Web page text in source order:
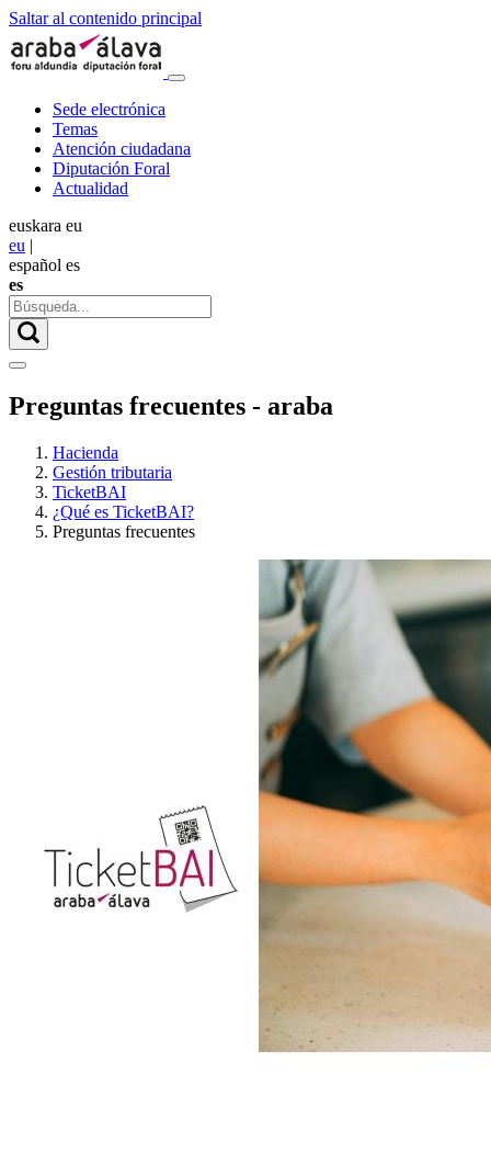
Saltar al contenido principal
Sede electrónica
Temas
Atención ciudadana
Diputación Foral
Actualidad
euskara eu
eu |
español es
es
Preguntas frecuentes - araba
Hacienda
Gestión tributaria
TicketBAI
¿Qué es TicketBAI?
Preguntas frecuentes